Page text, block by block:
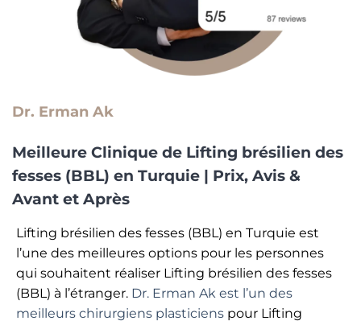
Dr. Erman Ak
Meilleure Clinique de Lifting brésilien des
fesses (BBL) en Turquie | Prix, Avis &
Avant et Après
Lifting brésilien des fesses (BBL) en Turquie est
l’une des meilleures options pour les personnes
qui souhaitent réaliser Lifting brésilien des fesses
(BBL) à l’étranger. Dr. Erman Ak est l’un des
meilleurs chirurgiens plasticiens pour Lifting